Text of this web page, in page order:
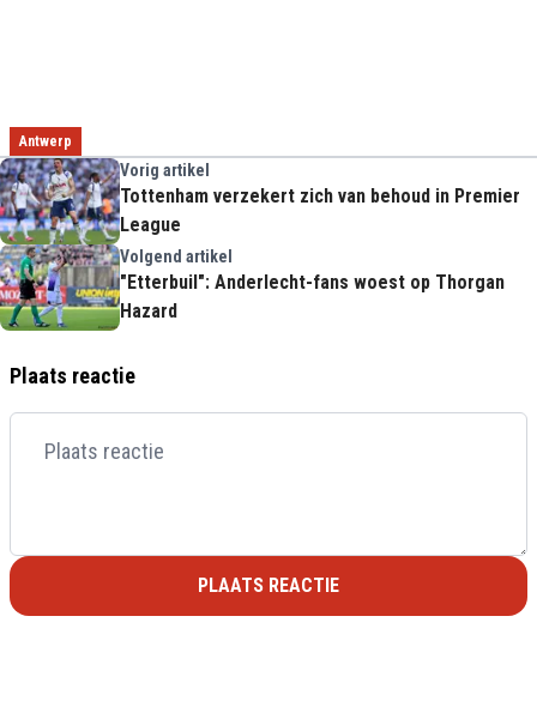
Antwerp
Vorig artikel
Tottenham verzekert zich van behoud in Premier
League
Volgend artikel
"Etterbuil": Anderlecht-fans woest op Thorgan
Hazard
Plaats reactie
PLAATS REACTIE